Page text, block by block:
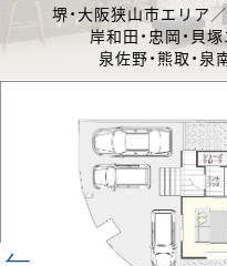
堺・大阪狭山市エリア ／
岸和田・忠岡・貝
泉佐野・熊取・泉